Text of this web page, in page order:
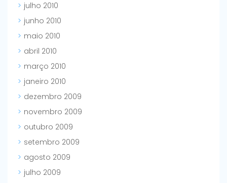
julho 2010
junho 2010
maio 2010
abril 2010
março 2010
janeiro 2010
dezembro 2009
novembro 2009
outubro 2009
setembro 2009
agosto 2009
julho 2009